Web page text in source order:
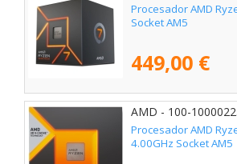
Procesador AMD
Socket AM5
449,00 €
AMD - 100-
Procesador AMD
4.00GHz Socket AM5